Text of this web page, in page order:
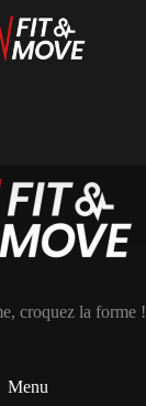
croquez la forme !
Menu